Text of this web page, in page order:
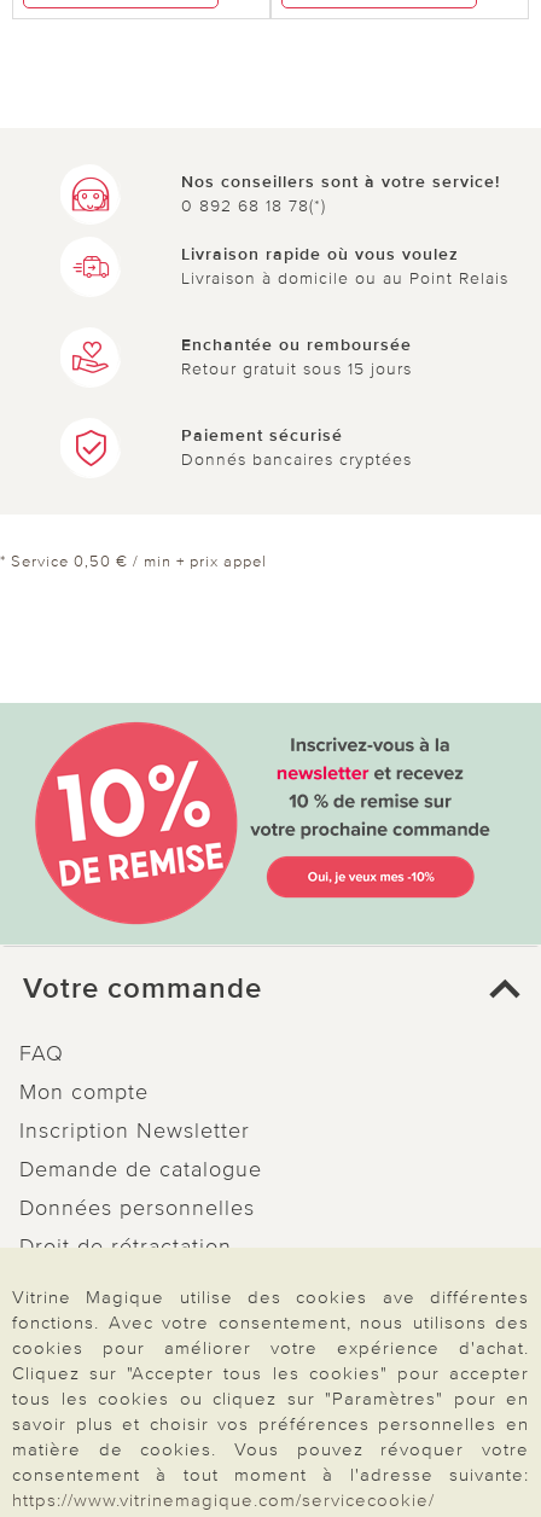
Nos conseillers sont à votre service!
0 892 68 18 78(*)
Livraison rapide où vous voulez
Livraison à domicile ou au Point Relais
Enchantée ou remboursée
Retour gratuit sous 15 jours
Paiement sécurisé
Donnés bancaires cryptées
* Service 0,50 € / min + prix appel
Votre commande
FAQ
Mon compte
Inscription Newsletter
Demande de catalogue
Données personnelles
Droit de rétractation
Rétractation
Paiement & Livraison
Vitrine Magique utilise des cookies ave différentes
fonctions. Avec votre consentement, nous utilisons des
cookies pour améliorer votre expérience d'achat.
Cliquez sur "Accepter tous les cookies" pour accepter
tous les cookies ou cliquez sur "Paramètres" pour en
savoir plus et choisir vos préférences personnelles en
matière de cookies. Vous pouvez révoquer votre
consentement à tout moment à l'adresse suivante:
https://www.vitrinemagique.com/servicecookie/